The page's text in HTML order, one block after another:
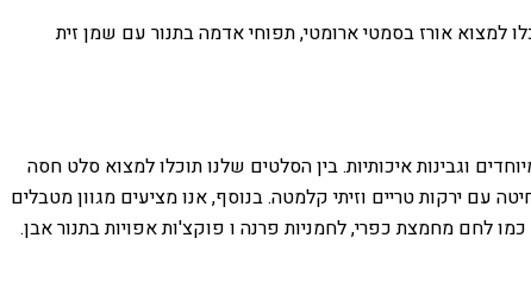
למצוא אורז בסמטי ארומטי, תפוחי אדמה בתנור עם שמן זית
וגבינות איכותיות. בין הסלטים שלנו תוכלו למצוא סלט חסה
עם ירקות טריים וזיתי קלמטה. בנוסף, אנו מציעים מגוון מטבלים
לחם מחמצת כפרי, לחמניות פרנה ו פוקצ'ות אפויות בתנור אבן.